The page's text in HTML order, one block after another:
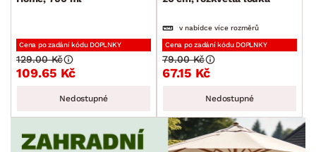
Cena po zadání kódu DOPLNKY
109.65 Kč
129.00 Kč
Nedostupné
v nabídce více rozměrů
Cena po zadání kódu DOPLNKY
67.15 Kč
79.00 Kč
Nedostupné